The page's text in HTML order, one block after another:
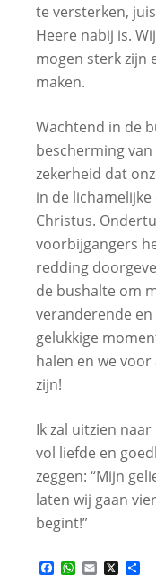
te versterken,
Heere nabij is.
mogen sterk zijn
maken.
Wachtend in de
bescherming
zekerheid dat
in de
Christus.
voorbijgangers
redding
de bushalte om
veranderende
gelukkige
halen en we
zijn!
Ik zal uitzien
vol liefde en
zeggen: “Mijn
laten wij gaan
begint!”
Facebook
WhatsApp
Email
X